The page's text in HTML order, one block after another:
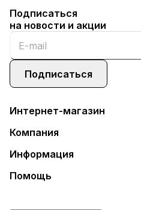
Подписаться
на новости и акции
Подписаться
Интернет-магазин
Компания
Информация
Помощь